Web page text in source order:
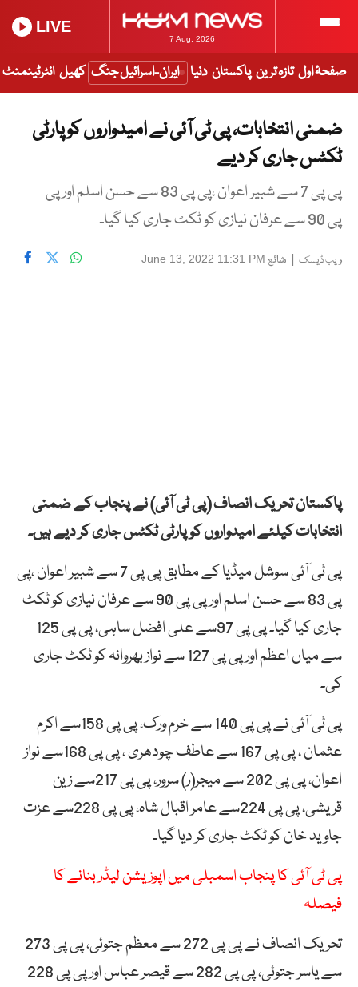
7 Aug, 2026
LIVE
صفحۂ اول تازہ ترین پاکستان دنیا ایران-اسرائیل جنگ کھیل انٹرٹینمنٹ
ضمنی انتخابات، پی ٹی آئی نے امیدواروں کو پارٹی
ٹکٹس جاری کر دیے
پی پی 7 سے شبیر اعوان ،پی پی 83 سے حسن اسلم اور پی
پی 90 سے عرفان نیازی کو ٹکٹ جاری کیا گیا۔
ویب ڈیسک | شائع June 13, 2022 11:31 PM
پاکستان تحریک انصاف (پی ٹی آئی) نے پنجاب کے ضمنی
انتخابات کیلئے امیدواروں کو پارٹی ٹکٹس جاری کر دیے ہیں۔
پی ٹی آئی سوشل میڈیا کے مطابق پی پی 7 سے شبیر اعوان ،پی
پی 83 سے حسن اسلم اور پی پی 90 سے عرفان نیازی کو ٹکٹ
جاری کیا گیا۔ پی پی 97سے علی افضل ساہی، پی پی 125
سے میاں اعظم اور پی پی 127 سے نواز بھروانہ کو ٹکٹ جاری
کی۔
پی ٹی آئی نے پی پی 140 سے خرم ورک، پی پی 158سے اکرم
عثمان ، پی پی 167 سے عاطف چودھری ، پی پی 168سے نواز
اعوان، پی پی 202 سے میجر(ر) سرور، پی پی 217سے زین
قریشی، پی پی 224سے عامر اقبال شاہ، پی پی 228سے عزت
جاوید خان کو ٹکٹ جاری کر دیا گیا۔
پی ٹی آئی کا پنجاب اسمبلی میں اپوزیشن لیڈر بنانے کا
فیصلہ
تحریک انصاف نے پی پی 272 سے معظم جتوئی، پی پی 273
سے یاسر جتوئی، پی پی 282 سے قیصر عباس اور پی پی 228